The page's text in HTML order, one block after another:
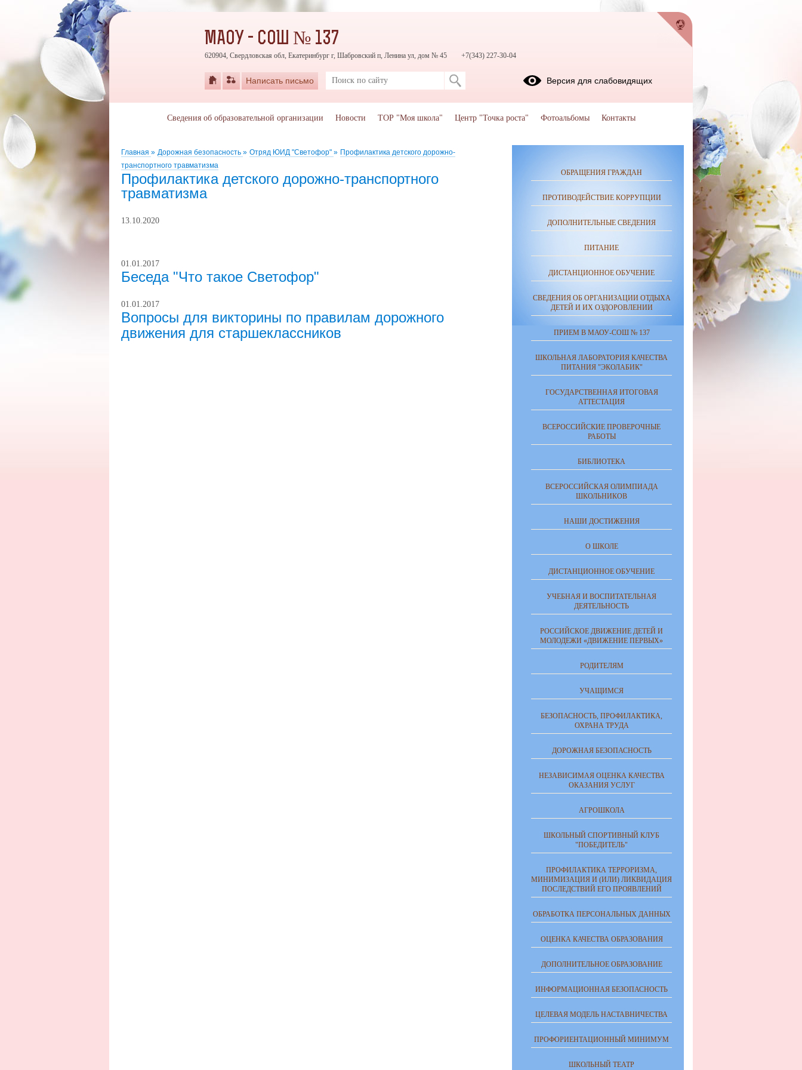
Главная » Дорожная безопасность » Отряд ЮИД "Светофор" » Профилактика детского дорожно-
транспортного травматизма
Профилактика детского дорожно-транспортного
травматизма
13.10.2020
01.01.2017
Беседа "Что такое Светофор"
01.01.2017
Вопросы для викторины по правилам дорожного
движения для старшеклассников
ОБРАЩЕНИЯ ГРАЖДАН
ПРОТИВОДЕЙСТВИЕ КОРРУПЦИИ
ДОПОЛНИТЕЛЬНЫЕ СВЕДЕНИЯ
ПИТАНИЕ
ДИСТАНЦИОННОЕ ОБУЧЕНИЕ
СВЕДЕНИЯ ОБ ОРГАНИЗАЦИИ ОТДЫХА
ДЕТЕЙ И ИХ ОЗДОРОВЛЕНИИ
ПРИЕМ В МАОУ-СОШ № 137
ШКОЛЬНАЯ ЛАБОРАТОРИЯ КАЧЕСТВА
ПИТАНИЯ "ЭКОЛАБИК"
ГОСУДАРСТВЕННАЯ ИТОГОВАЯ
АТТЕСТАЦИЯ
ВСЕРОССИЙСКИЕ ПРОВЕРОЧНЫЕ
РАБОТЫ
БИБЛИОТЕКА
ВСЕРОССИЙСКАЯ ОЛИМПИАДА
ШКОЛЬНИКОВ
НАШИ ДОСТИЖЕНИЯ
О ШКОЛЕ
ДИСТАНЦИОННОЕ ОБУЧЕНИЕ
УЧЕБНАЯ И ВОСПИТАТЕЛЬНАЯ
ДЕЯТЕЛЬНОСТЬ
РОССИЙСКОЕ ДВИЖЕНИЕ ДЕТЕЙ И
МОЛОДЕЖИ «ДВИЖЕНИЕ ПЕРВЫХ»
РОДИТЕЛЯМ
УЧАЩИМСЯ
БЕЗОПАСНОСТЬ, ПРОФИЛАКТИКА,
ОХРАНА ТРУДА
ДОРОЖНАЯ БЕЗОПАСНОСТЬ
НЕЗАВИСИМАЯ ОЦЕНКА КАЧЕСТВА
ОКАЗАНИЯ УСЛУГ
АГРОШКОЛА
ШКОЛЬНЫЙ СПОРТИВНЫЙ КЛУБ
"ПОБЕДИТЕЛЬ"
ПРОФИЛАКТИКА ТЕРРОРИЗМА,
МИНИМИЗАЦИЯ И (ИЛИ) ЛИКВИДАЦИЯ
ПОСЛЕДСТВИЙ ЕГО ПРОЯВЛЕНИЙ
ОБРАБОТКА ПЕРСОНАЛЬНЫХ ДАННЫХ
ОЦЕНКА КАЧЕСТВА ОБРАЗОВАНИЯ
ДОПОЛНИТЕЛЬНОЕ ОБРАЗОВАНИЕ
ИНФОРМАЦИОННАЯ БЕЗОПАСНОСТЬ
ЦЕЛЕВАЯ МОДЕЛЬ НАСТАВНИЧЕСТВА
ПРОФОРИЕНТАЦИОННЫЙ МИНИМУМ
ШКОЛЬНЫЙ ТЕАТР
МАОУ - СОШ № 137
620904, Свердловская обл, Екатеринбург г, Шабровский п, Ленина ул, дом № 45 +7(343) 227-30-04
Написать письмо Версия для слабовидящих
Сведения об образовательной организации Новости ТОР "Моя школа" Центр "Точка роста" Фотоальбомы Контакты